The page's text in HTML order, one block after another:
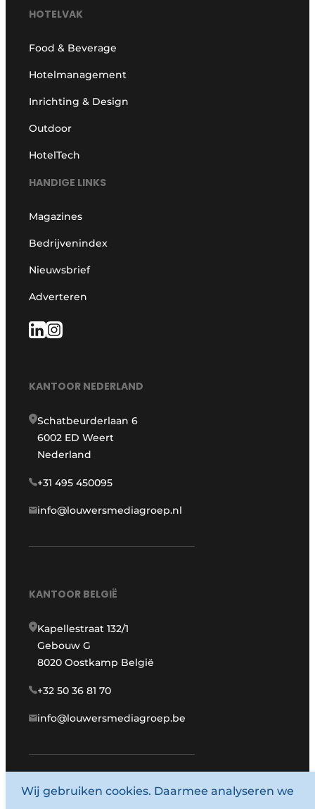
HOTELVAK
Food & Beverage
Hotelmanagement
Inrichting & Design
Outdoor
HotelTech
HANDIGE LINKS
Magazines
Bedrijvenindex
Nieuwsbrief
Adverteren
KANTOOR NEDERLAND
Schatbeurderlaan 6
6002 ED Weert
Nederland
+31 495 450095
info@louwersmediagroep.nl
KANTOOR BELGIË
Kapellestraat 132/1
Gebouw G
8020 Oostkamp België
+32 50 36 81 70
info@louwersmediagroep.be
www.louwersmediagroep.com
Wij gebruiken cookies. Daarmee analyseren we